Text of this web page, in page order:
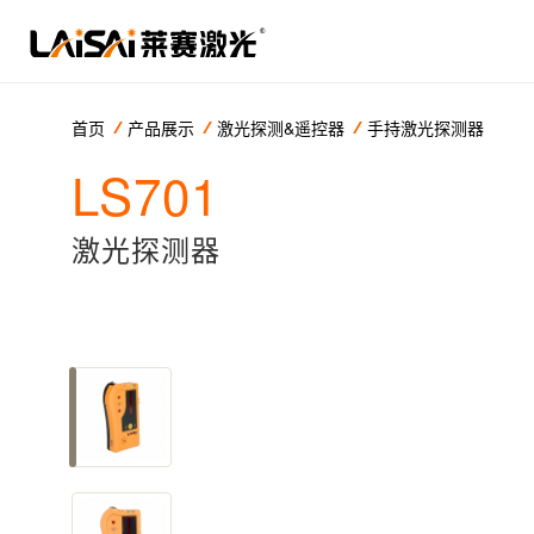
首页 产品展示 激光探测&遥控器 手持激光探测器
LS701
激光探测器